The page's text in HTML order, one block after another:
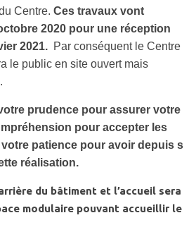
Centre. Ces travaux vont
2020 pour une réception
2021. Par conséquent le Centre
le public en site ouvert mais
prudence pour assurer votre
pour accepter les
patience pour avoir depuis s
réalisation.
du bâtiment et l’accueil sera
modulaire pouvant accueillir le